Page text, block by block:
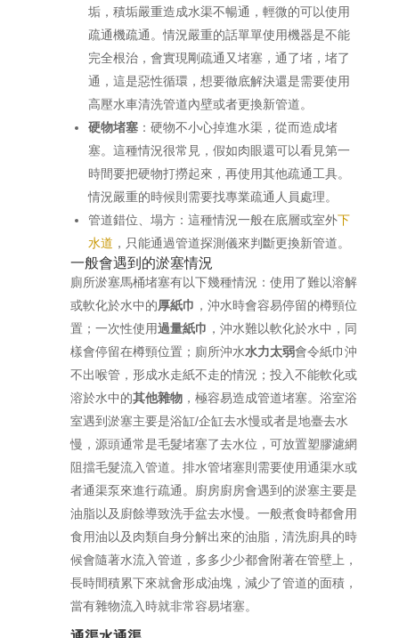
垢，積垢嚴重造成水渠不暢通，輕微的可以使用
疏通機疏通。情況嚴重的話單單使用機器是不能
完全根治，會實現剛疏通又堵塞，通了堵，堵了
通，這是惡性循環，想要徹底解決還是需要使用
高壓水車清洗管道內壁或者更換新管道。
硬物堵塞：硬物不小心掉進水渠，從而造成堵
塞。這種情況很常見，假如肉眼還可以看見第一
時間要把硬物打撈起來，再使用其他疏通工具。
情況嚴重的時候則需要找專業疏通人員處理。
管道錯位、塌方：這種情況一般在底層或室外下
水道 ，只能通過管道探測儀來判斷更換新管道。
一般會遇到的淤塞情況
廁所淤塞馬桶堵塞有以下幾種情況：使用了難以溶解
或軟化於水中的厚紙巾 ，沖水時會容易停留的樽頸位
置；一次性使用過量紙巾 ，沖水難以軟化於水中，同
樣會停留在樽頸位置；廁所沖水水力太弱會令紙巾沖
不出喉管，形成水走紙不走的情況；投入不能軟化或
溶於水中的其他雜物，極容易造成管道堵塞。浴室浴
室遇到淤塞主要是浴缸/企缸去水慢或者是地臺去水
慢，源頭通常是毛髮堵塞了去水位，可放置塑膠濾網
阻擋毛髮流入管道。排水管堵塞則需要使用通渠水或
者通渠泵來進行疏通。廚房廚房會遇到的淤塞主要是
油脂以及廚餘導致洗手盆去水慢。一般煮食時都會用
食用油以及肉類自身分解出來的油脂，清洗廚具的時
候會隨著水流入管道，多多少少都會附著在管壁上，
長時間積累下來就會形成油塊，減少了管道的面積，
當有雜物流入時就非常容易堵塞。